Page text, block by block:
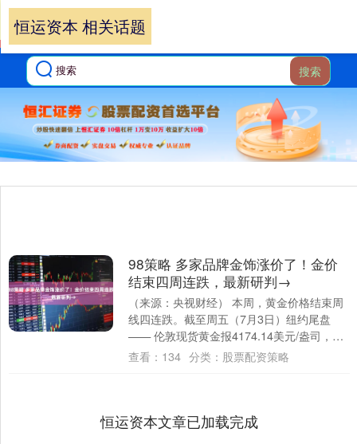
搜索
恒运资本 相关话题
98策略 多家品牌金饰涨价了！金价
结束四周连跌，最新研判→
（来源：央视财经） 本周，黄金价格结束周
线四连跌。截至周五（7月3日）纽约尾盘
—— 伦敦现货黄金报4174.14美元/盎司，上
涨1.18%； COMEX黄金期货....
查看： 134 分类： 股票配资策略
恒运资本文章已加载完成